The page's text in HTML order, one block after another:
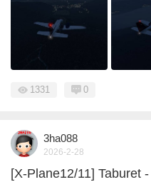
1331 0
3ha088
2026-2-28
[X-Plane12/11] Taburet